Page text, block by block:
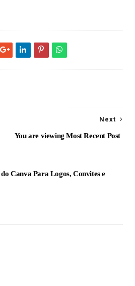
Next
You are viewing Most Recent Post
Canva Para Logos, Convites e